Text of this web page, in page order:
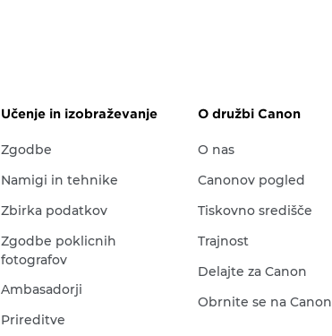
Učenje in izobraževanje
Zgodbe
Namigi in tehnike
Zbirka podatkov
Zgodbe poklicnih
fotografov
Ambasadorji
Prireditve
O družbi Canon
O nas
Canonov pogled
Tiskovno središče
Trajnost
Delajte za Canon
Obrnite se na Canon